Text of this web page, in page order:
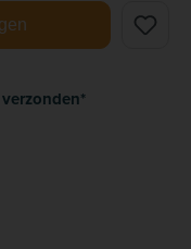
hoeveelheid in of